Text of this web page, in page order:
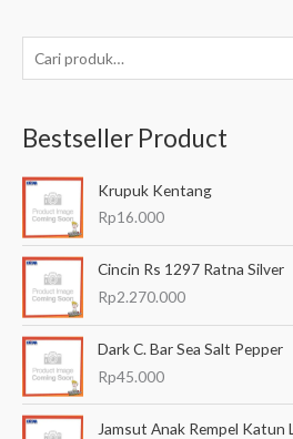
e
c
a
u
n
u
Bestseller Product
Krupuk Kentang
Rp16.000
Cincin Rs 1297 Ratna Silver
Rp2.270.000
Dark C. Bar Sea Salt Pepper
Rp45.000
Jamsut Anak Rempel Katun L